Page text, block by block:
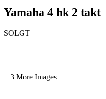
Yamaha 4 hk 2 takt
SOLGT
+ 3 More Images